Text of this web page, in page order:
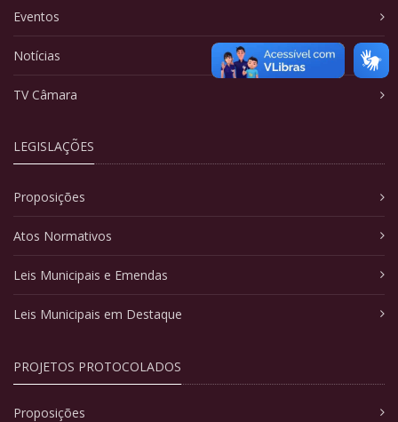
Eventos
Notícias
TV Câmara
LEGISLAÇÕES
Proposições
Atos Normativos
Leis Municipais e Emendas
Leis Municipais em Destaque
PROJETOS PROTOCOLADOS
Proposições